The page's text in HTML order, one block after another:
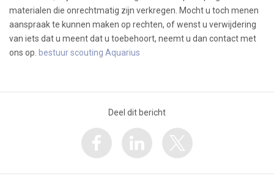
materialen die onrechtmatig zijn verkregen. Mocht u toch menen
aanspraak te kunnen maken op rechten, of wenst u verwijdering
van iets dat u meent dat u toebehoort, neemt u dan contact met
ons op. bestuur scouting Aquarius
Deel dit bericht